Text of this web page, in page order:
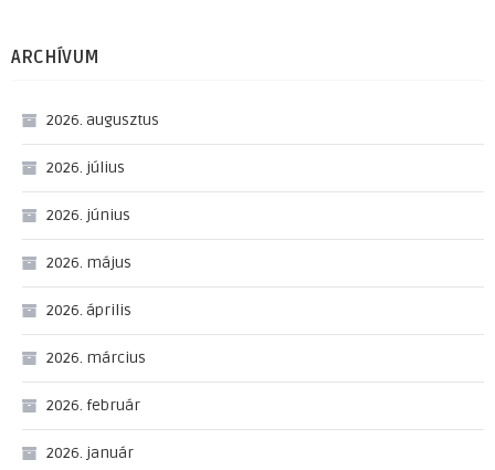
ARCHÍVUM
2026. augusztus
2026. július
2026. június
2026. május
2026. április
2026. március
2026. február
2026. január